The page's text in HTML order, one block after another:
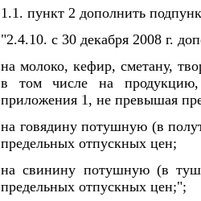
1.1. пункт 2 дополнить
"2.4.10. с 30 декабря 2008 г.
на молоко, кефир, сметану,
в том числе на
приложения 1, не превышая
на говядину потушную (в
предельных отпускных цен;
на свинину потушную (в
предельных отпускных цен;";